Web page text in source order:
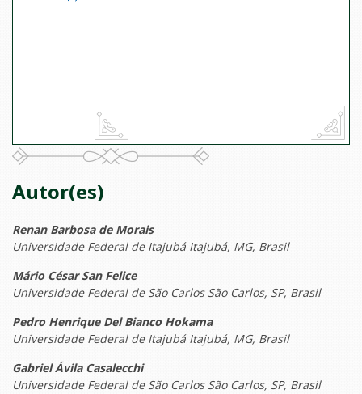
Autor(es)
Renan Barbosa de Morais
Universidade Federal de Itajubá Itajubá, MG, Brasil
Mário César San Felice
Universidade Federal de São Carlos São Carlos, SP, Brasil
Pedro Henrique Del Bianco Hokama
Universidade Federal de Itajubá Itajubá, MG, Brasil
Gabriel Ávila Casalecchi
Universidade Federal de São Carlos São Carlos, SP, Brasil